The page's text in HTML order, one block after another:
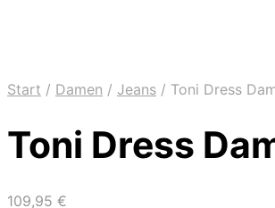
Start / Damen / Jeans / Toni Dress
Toni Dress
109,95 €